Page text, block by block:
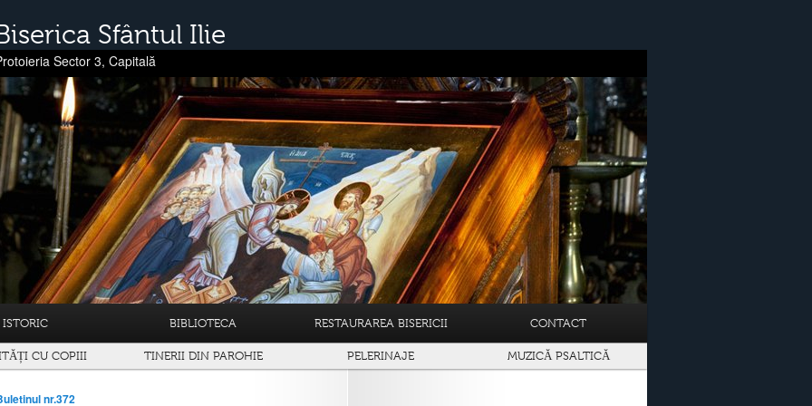
Sfântul Ilie
Sector 3, Capitală
ISTORIC BIBLIOTECA RESTAURAREA BISERICII CONTACT
CU COPIII TINERII DIN PAROHIE PELERINAJE MUZICĂ PSALTICĂ
nr.372